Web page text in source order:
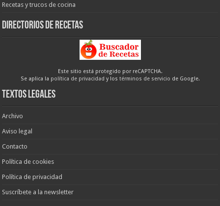
Recetas y trucos de cocina
Directorios de recetas
Este sitio está protegido por reCAPTCHA.
Se aplica la política de privacidad y los términos de servicio de Google.
Textos legales
Archivo
Aviso legal
Contacto
Política de cookies
Política de privacidad
Suscríbete a la newsletter